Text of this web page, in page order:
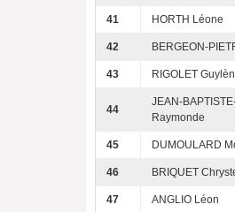
41 HORTH Léone
42 BERGEON-
43 RIGOLET
44
JEAN-
Raymonde
45 DUMOULARD
46 BRIQUET
47 ANGLIO Léon